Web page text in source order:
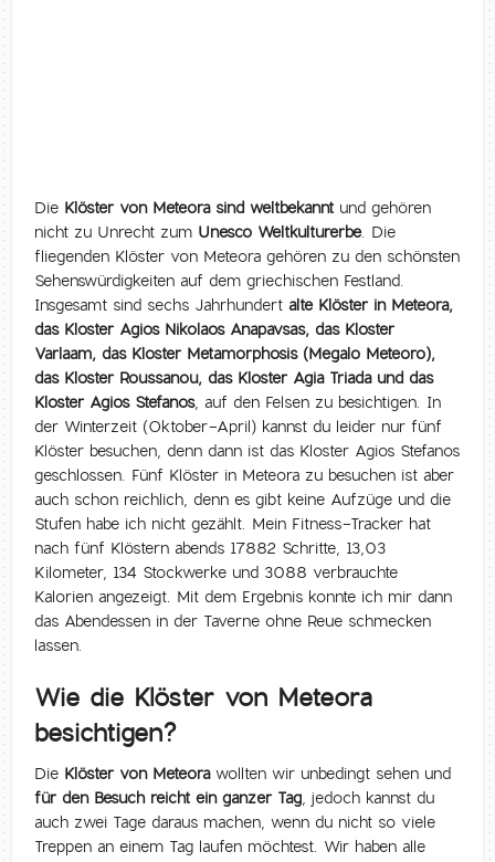
Die Klöster von Meteora sind weltbekannt und gehören
nicht zu Unrecht zum Unesco Weltkulturerbe. Die
fliegenden Klöster von Meteora gehören zu den schönsten
Sehenswürdigkeiten auf dem griechischen Festland.
Insgesamt sind sechs Jahrhundertalte Klöster in Meteora,
das Kloster Agios Nikolaos Anapavsas, das Kloster
Varlaam, das Kloster Metamorphosis (Megalo Meteoro),
das Kloster Roussanou, das Kloster Agia Triada und das
Kloster Agios Stefanos, auf den Felsen zu besichtigen. In
der Winterzeit (Oktober-April) kannst du leider nur fünf
Klöster besuchen, denn dann ist das Kloster Agios Stefanos
geschlossen. Fünf Klöster in Meteora zu besuchen ist aber
auch schon reichlich, denn es gibt keine Aufzüge und die
Stufen habe ich nicht gezählt. Mein Fitness-Tracker hat
nach fünf Klöstern abends 17882 Schritte, 13,03
Kilometer, 134 Stockwerke und 3088 verbrauchte
Kalorien angezeigt. Mit dem Ergebnis konnte ich mir dann
das Abendessen in der Taverne ohne Reue schmecken
lassen.
Wie die Klöster von Meteora
besichtigen?
Die Klöster von Meteorawollten wir unbedingt sehen und
für den Besuch reicht ein ganzer Tag, jedoch kannst du
auch zwei Tage daraus machen, wenn du nicht so viele
Treppen an einem Tag laufen möchtest. Wir haben alle